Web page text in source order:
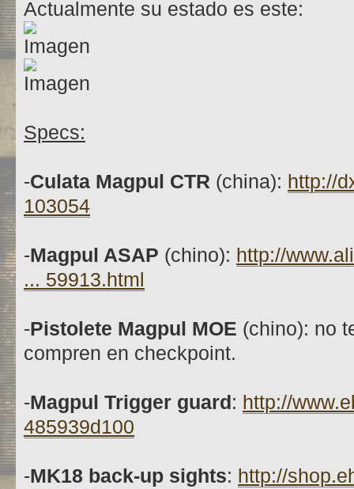
Actualmente su estado es este:
Specs:
-Culata Magpul CTR (china): http://
103054
-Magpul ASAP (chino): http://
... 59913.html
-Pistolete Magpul MOE (chino): no
compren en checkpoint.
-Magpul Trigger guard : http://
485939d100
-MK18 back-up sights: http://